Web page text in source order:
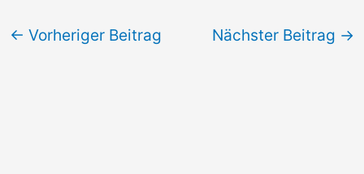
← Vorheriger Beitrag Nächster Beitrag →